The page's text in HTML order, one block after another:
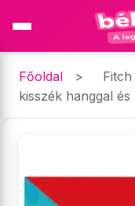
Főoldal >
kisszék hanggal és